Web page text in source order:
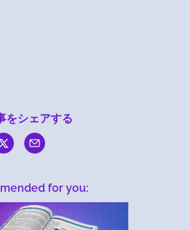
をシェアする
for you: